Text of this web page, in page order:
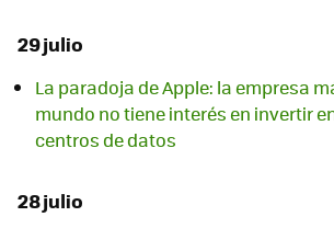
29 julio
La paradoja de Apple: la empresa
mundo no tiene interés en invertir
centros de datos
28 julio